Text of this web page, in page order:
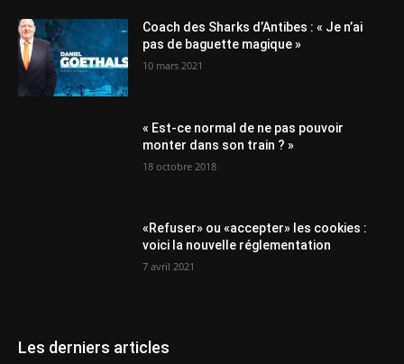
Coach des Sharks d’Antibes : « Je n’ai
pas de baguette magique »
10 mars 2021
« Est-ce normal de ne pas pouvoir
monter dans son train ? »
18 octobre 2018
«Refuser» ou «accepter» les cookies :
voici la nouvelle réglementation
7 avril 2021
Les derniers articles